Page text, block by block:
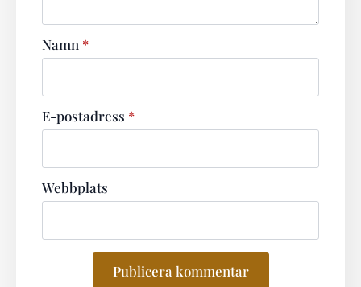
Namn *
E-postadress *
Webbplats